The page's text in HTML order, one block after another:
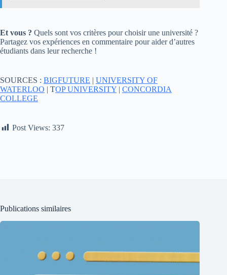
Et vous ? Quels sont vos critères pour choisir une université ?
Partagez vos expériences en commentaire pour aider d’autres
étudiants dans leur recherche !
SOURCES : BIGFUTURE | UNIVERSITY OF
WATERLOO | TOP UNIVERSITY | CONCORDIA
COLLEGE
Post Views: 337
Publications similaires